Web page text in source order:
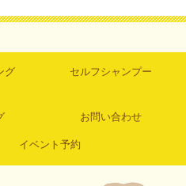
グ セルフシャンプー
お問い合わせ
イベント予約